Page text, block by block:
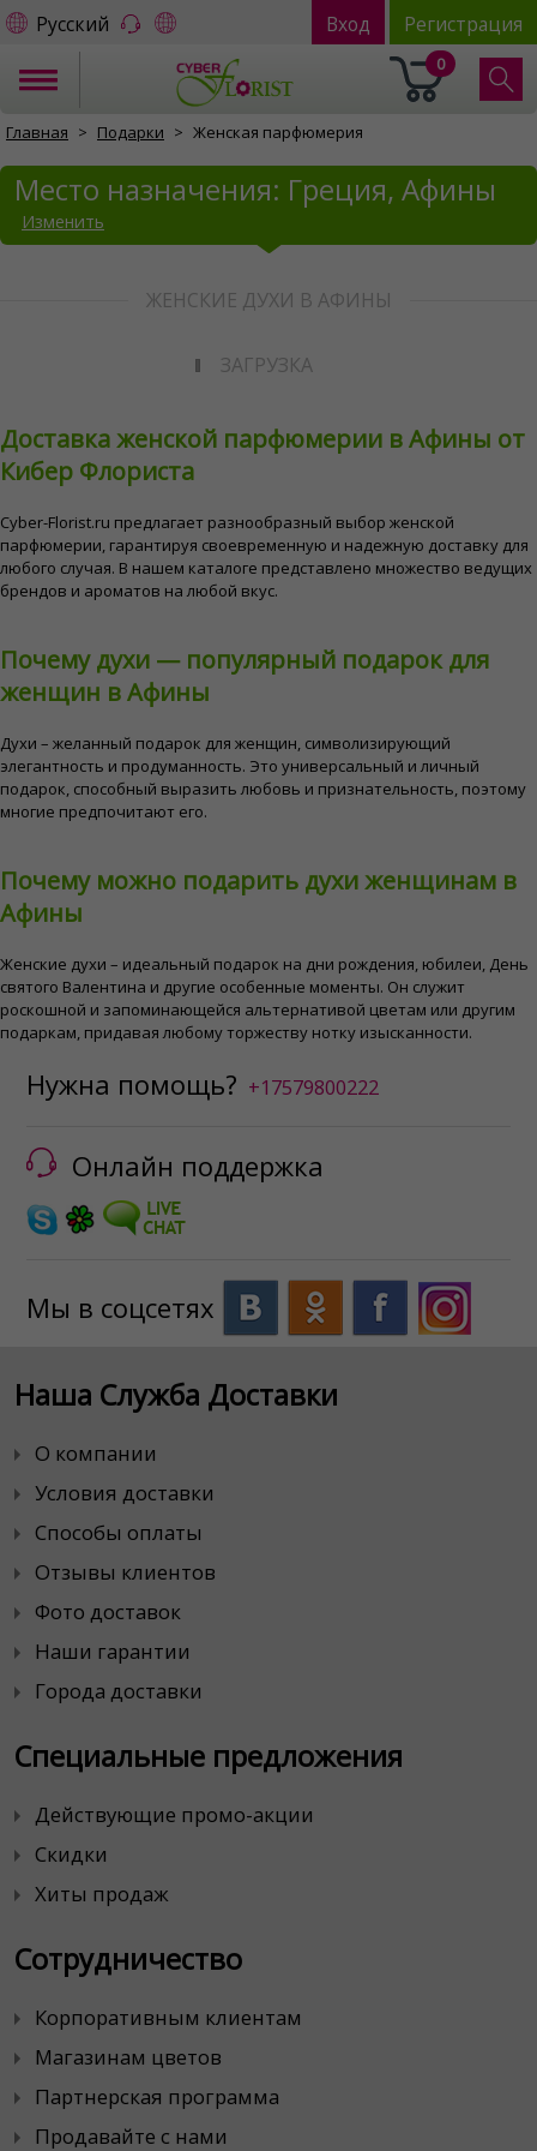
Русский Вход Регистрация
0
Главная Подарки Женская парфюмерия
Место назначения: Греция, Афины
Изменить
ЖЕНСКИЕ ДУХИ В АФИНЫ
ЗАГРУЗКА
Доставка женской парфюмерии в Афины от
Кибер Флориста
Cyber-Florist.ru предлагает разнообразный выбор женской
парфюмерии, гарантируя своевременную и надежную доставку для
любого случая. В нашем каталоге представлено множество ведущих
брендов и ароматов на любой вкус.
Почему духи — популярный подарок для
женщин в Афины
Духи – желанный подарок для женщин, символизирующий
элегантность и продуманность. Это универсальный и личный
подарок, способный выразить любовь и признательность, поэтому
многие предпочитают его.
Почему можно подарить духи женщинам в
Афины
Женские духи – идеальный подарок на дни рождения, юбилеи, День
святого Валентина и другие особенные моменты. Он служит
роскошной и запоминающейся альтернативой цветам или другим
подаркам, придавая любому торжеству нотку изысканности.
Нужна помощь? +17579800222
Онлайн поддержка
Мы в соцсетях
Наша Служба Доставки
О компании
Условия доставки
Способы оплаты
Отзывы клиентов
Фото доставок
Наши гарантии
Города доставки
Специальные предложения
Действующие промо-акции
Скидки
Хиты продаж
Сотрудничество
Корпоративным клиентам
Магазинам цветов
Партнерская программа
Продавайте с нами